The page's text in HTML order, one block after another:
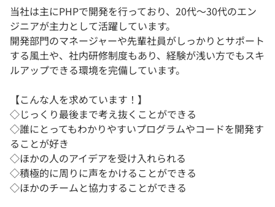
当社は主にPHPで開発を行っており、20代～30代のエン
ジニアが主力として活躍しています。
開発部門のマネージャーや先輩社員がしっかりとサポート
する風土や、社内研修制度もあり、経験が浅い方でもスキ
ルアップできる環境を完備しています。
【こんな人を求めています！】
◇じっくり最後まで考え抜くことができる
◇誰にとってもわかりやすいプログラムやコードを開発す
ることが好き
◇ほかの人のアイデアを受け入れられる
◇積極的に周りに声をかけることができる
◇ほかのチームと協力することができる